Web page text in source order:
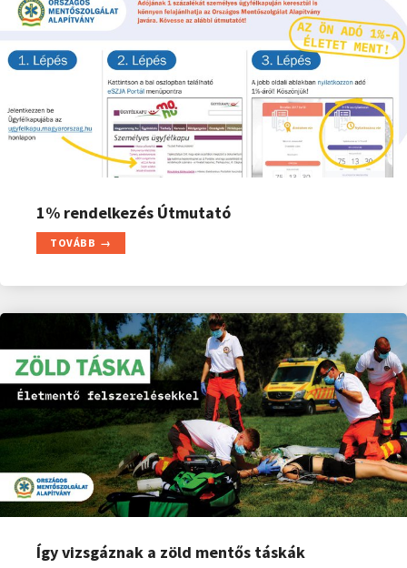
1% rendelkezés Útmutató
TOVÁBB
Így vizsgáznak a zöld mentős táskák